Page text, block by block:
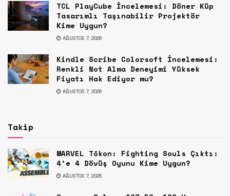
TCL PlayCube İncelemesi: Döner Küp
Tasarımlı Taşınabilir Projektör
Kime Uygun?
AĞUSTOS 7, 2026
Kindle Scribe Colorsoft İncelemesi:
Renkli Not Alma Deneyimi Yüksek
Fiyatı Hak Ediyor mu?
AĞUSTOS 7, 2026
Takip
MARVEL Tōkon: Fighting Souls Çıktı:
4’e 4 Dövüş Oyunu Kime Uygun?
AĞUSTOS 7, 2026